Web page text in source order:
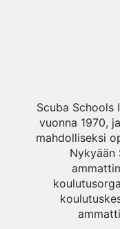
Scuba Schools
vuonna 1970,
mahdolliseksi
Nykyään